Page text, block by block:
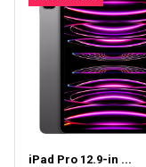
iPad Pro 12.9-in ...